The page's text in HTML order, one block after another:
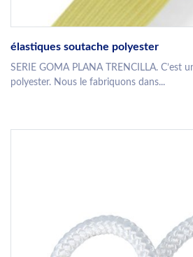
élastiques soutache polyester
SERIE GOMA PLANA TRENCILLA. C’est
polyester. Nous le fabriquons dans...